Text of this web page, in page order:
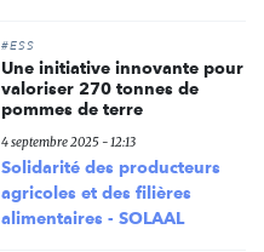
#ESS
Une initiative innovante pour
valoriser 270 tonnes de
pommes de terre
4 septembre 2025 - 12:13
Solidarité des producteurs
agricoles et des filières
alimentaires - SOLAAL